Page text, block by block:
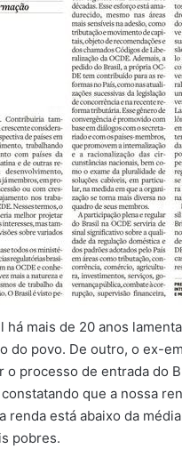
mais de 20 anos
do povo. De outro, o ex-
processo de entrada do
que a nossa
renda está abaixo da
pobres.